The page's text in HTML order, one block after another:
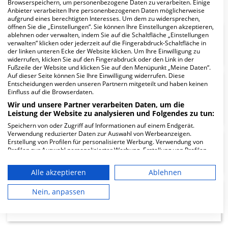
Psychiatrische Tagesklinik
Klinik für Psychiatrie,
Psychotherapie und
Psychosomatik
Klinik für Neurologie
Klinik für Innere Medizin und
Browserspeichern, um personenbezogene Daten zu verarbeiten. Einige
Anbieter verarbeiten Ihre personenbezogenen Daten möglicherweise
aufgrund eines berechtigten Interesses. Um dem zu widersprechen,
öffnen Sie die „Einstellungen“. Sie können Ihre Einstellungen akzeptieren,
ablehnen oder verwalten, indem Sie auf die Schaltfläche „Einstellungen
verwalten“ klicken oder jederzeit auf die Fingerabdruck-Schaltfläche in
der linken unteren Ecke der Website klicken. Um Ihre Einwilligung zu
widerrufen, klicken Sie auf den Fingerabdruck oder den Link in der
Fußzeile der Website und klicken Sie auf den Menüpunkt „Meine Daten“.
Auf dieser Seite können Sie Ihre Einwilligung widerrufen. Diese
Entscheidungen werden unseren Partnern mitgeteilt und haben keinen
Einfluss auf die Browserdaten.
Wir und unsere Partner verarbeiten Daten, um die
Leistung der Website zu analysieren und Folgendes zu tun:
Speichern von oder Zugriff auf Informationen auf einem Endgerät.
Verwendung reduzierter Daten zur Auswahl von Werbeanzeigen.
Erstellung von Profilen für personalisierte Werbung. Verwendung von
Profilen zur Auswahl personalisierter Werbung. Erstellung von Profilen
personalisierter Inhalte. Messung der Werbeleistung. Messung der
Performance von Inhalten. Analyse von Zielgruppen durch Statistiken
oder Kombinationen von Daten aus verschiedenen Quellen. Entwicklung
und Verbesserung der Angebote. Verwendung reduzierter Daten zur
Auswahl von Inhalten.
Alle akzeptieren
Ablehnen
Nein, anpassen